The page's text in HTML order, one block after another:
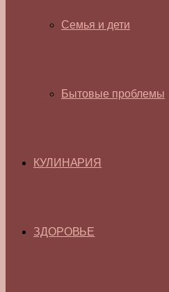
Семья и дети
Бытовые проблемы
КУЛИНАРИЯ
ЗДОРОВЬЕ